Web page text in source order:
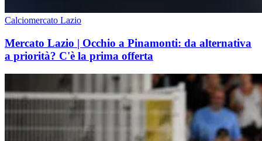
Calciomercato Lazio
Mercato Lazio | Occhio a Pinamonti: da alternativa
a priorità? C'è la prima offerta